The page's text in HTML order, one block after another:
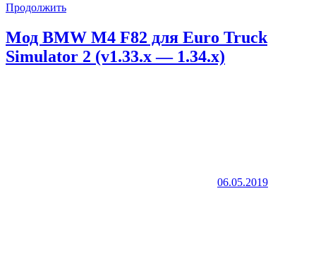
Продолжить
Мод BMW M4 F82 для Euro Truck
Simulator 2 (v1.33.x — 1.34.x)
06.05.2019